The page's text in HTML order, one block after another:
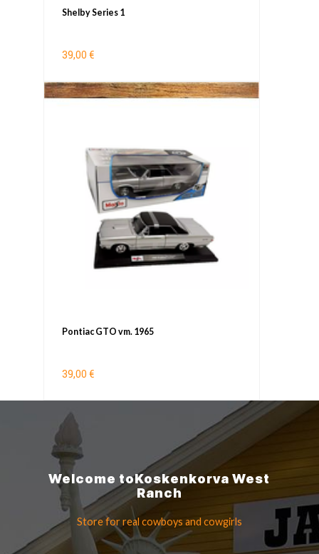
Shelby Series 1
39,00 €
Pontiac GTO vm. 1965
39,00 €
Welcome toKoskenkorvaWest
Ranch
Store for real cowboys and cowgirls